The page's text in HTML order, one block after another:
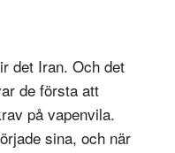
det Iran. Och det
de första att
på vapenvila.
sina, och när